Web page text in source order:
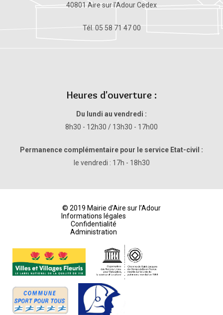
40801 Aire sur l'Adour Cedex
Tél. 05 58 71 47 00
Heures d'ouverture :
Du lundi au vendredi :
8h30 - 12h30 / 13h30 - 17h00
Permanence complémentaire pour le service Etat-civil :
le vendredi : 17h - 18h30
© 2019 Mairie d’Aire sur l’Adour
Informations légales
Confidentialité
Administration